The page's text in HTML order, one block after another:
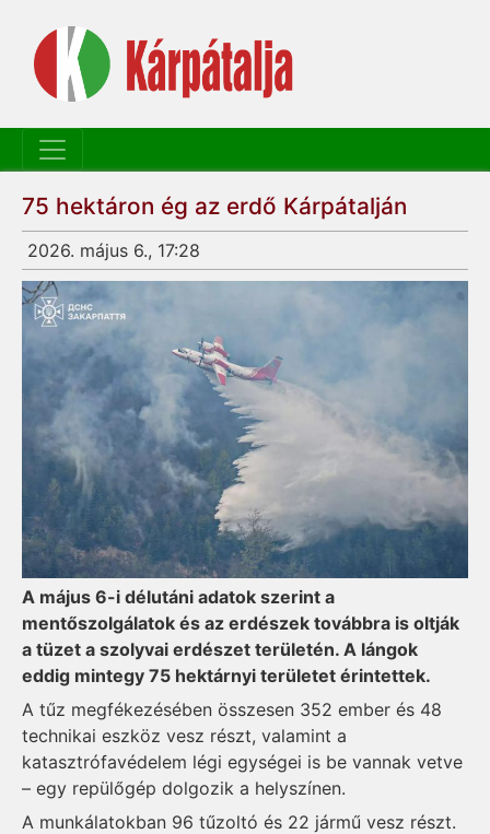
75 hektáron ég az erdő Kárpátalján
2026. május 6., 17:28
A május 6-i délutáni adatok szerint a
mentőszolgálatok és az erdészek továbbra is oltják
a tüzet a szolyvai erdészet területén. A lángok
eddig mintegy 75 hektárnyi területet érintettek.
A tűz megfékezésében összesen 352 ember és 48
technikai eszköz vesz részt, valamint a
katasztrófavédelem légi egységei is be vannak vetve
– egy repülőgép dolgozik a helyszínen.
A munkálatokban 96 tűzoltó és 22 jármű vesz részt.